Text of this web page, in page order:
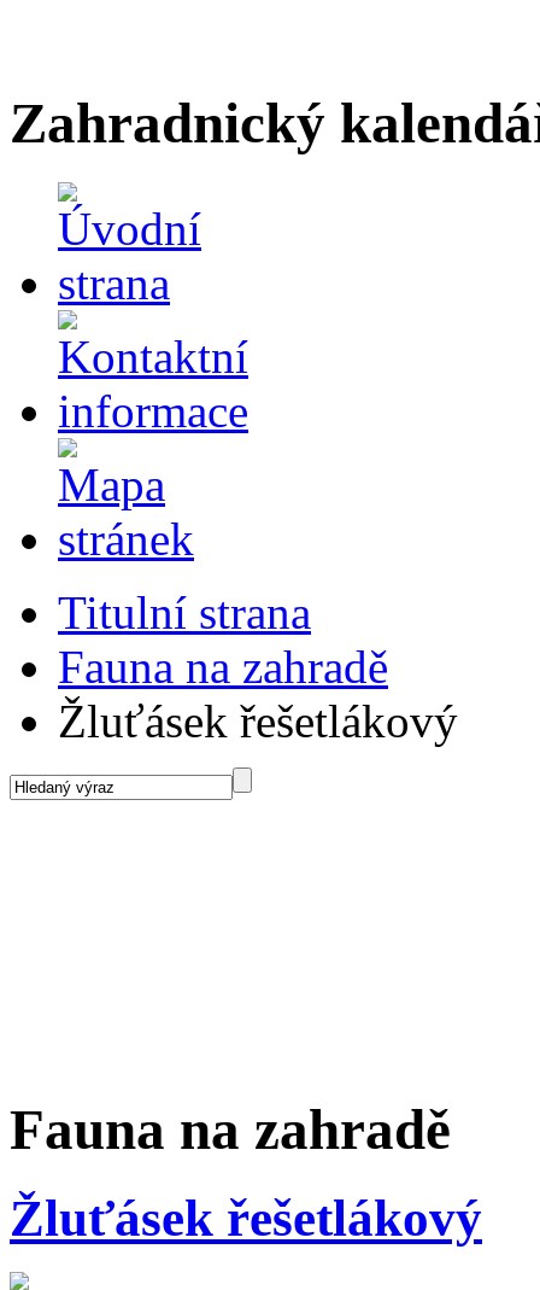
Zahradnický
Titulní strana
Fauna na zahradě
Žluťásek řešetlákový
Fauna na zahradě
Žluťásek řešetlákový